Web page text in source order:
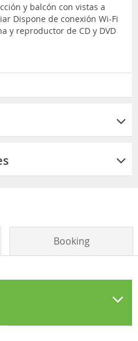
y balcón con vistas a
Dispone de conexión Wi-Fi
y reproductor de CD y DVD
Booking